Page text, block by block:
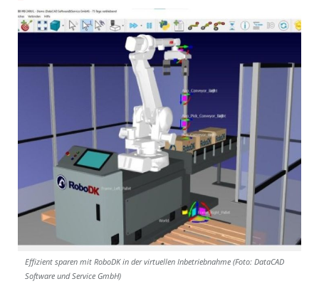
Effizient sparen mit RoboDK in der virtuellen Inbetriebnahme (Foto: DataCAD
Software und Service GmbH)